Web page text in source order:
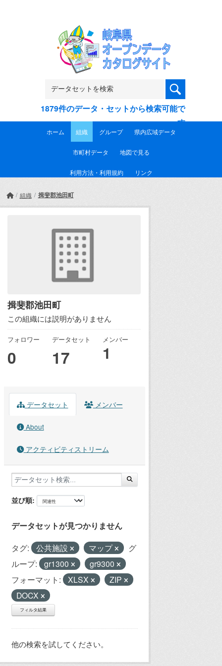
1879件のデータ・セットから検索可能で
す
ホーム 組織 グループ 県内広域データ
市町村データ 地図で見る
利用方法・利用規約 リンク
組織 揖斐郡池田町
揖斐郡池田町
この組織には説明がありません
フォロワー
0
データセット
17
メンバー
1
データセット メンバー
About
アクティビティストリーム
並び順
データセットが見つかりません
タグ: 公共施設 マップ
グ
ループ:
gr1300
gr9300
フォーマット:
XLSX
ZIP
DOCX
フィルタ結果
他の検索を試してください。